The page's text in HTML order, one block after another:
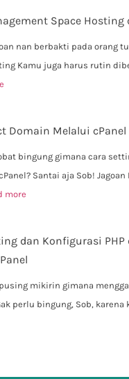
Space Hosting
nan berbakti pada orang
Kamu juga harus rutin
Domain Melalui cPanel
bingung gimana cara
Santai aja Sob!
more
dan Konfigurasi PHP
mikirin gimana
perlu bingung, Sob,